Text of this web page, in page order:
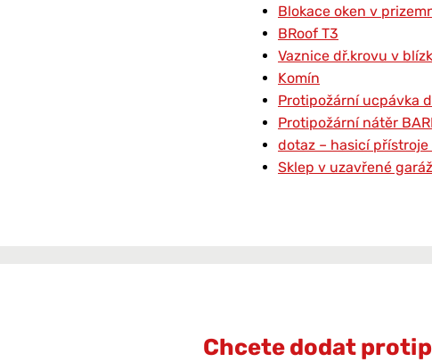
Blokace oken v
BRoof T3
Vaznice dř.krovu v
Komín
Protipožární ucpávka
Protipožární nátěr
dotaz – hasicí
Sklep v uzavřené
Chcete dodat